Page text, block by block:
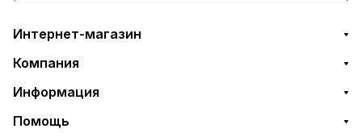
Интернет-магазин
Компания
Информация
Помощь